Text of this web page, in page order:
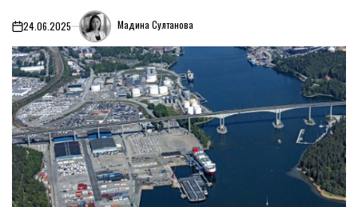
on24.06.2025 Мадина Султанова